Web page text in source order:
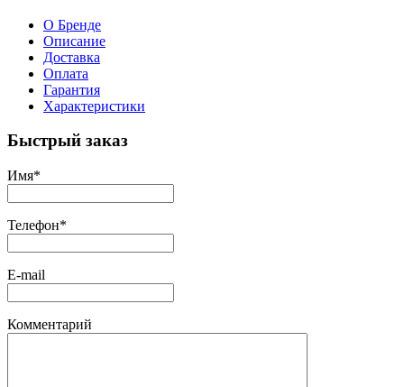
О Бренде
Описание
Доставка
Оплата
Гарантия
Характеристики
Быстрый заказ
Имя*
Телефон*
E-mail
Комментарий